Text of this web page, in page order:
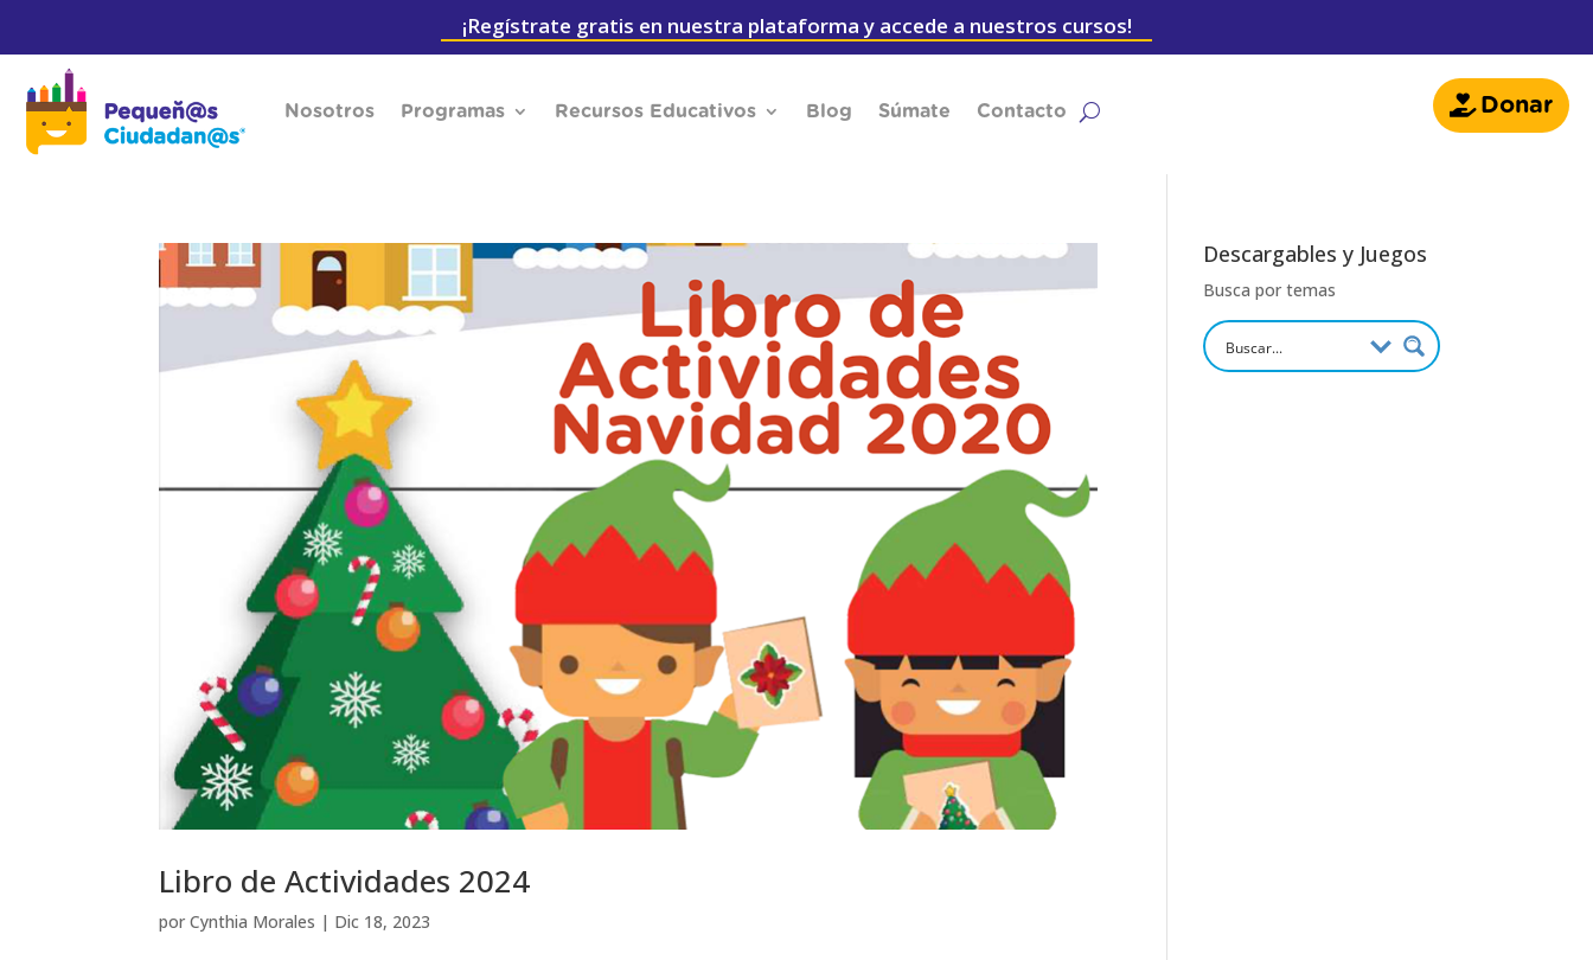
¡Regístrate gratis en nuestra plataforma y accede a nuestros cursos!
Nosotros Programas Recursos Educativos Blog Súmate Contacto Donar
Libro de Actividades 2024
porCynthia Morales | Dic 18, 2023
Descargables y Juegos
Busca por temas